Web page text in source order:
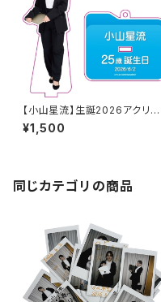
【小山星流】生誕2026アクリル
スタンドキーホルダー
¥1,500
同じカテゴリの商品